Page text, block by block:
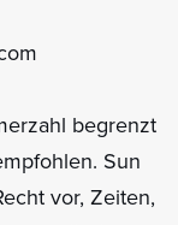
begrenzt
Sun
vor, Zeiten,